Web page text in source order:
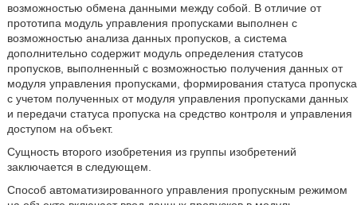
возможностью обмена данными между собой. В отличие от
прототипа модуль управления пропусками выполнен с
возможностью анализа данных пропусков, а система
дополнительно содержит модуль определения статусов
пропусков, выполненный с возможностью получения данных от
модуля управления пропусками, формирования статуса пропуска
с учетом полученных от модуля управления пропусками данных
и передачи статуса пропуска на средство контроля и управления
доступом на объект.
Сущность второго изобретения из группы изобретений
заключается в следующем.
Способ автоматизированного управления пропускным режимом